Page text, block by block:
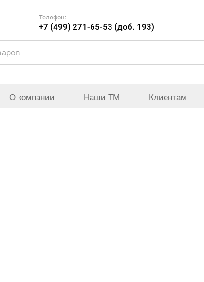
Телефон:
+7 (499) 271-65-53 (доб. 193)
О компании Наши ТМ Клиентам